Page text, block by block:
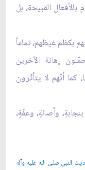
القبيحة، بل
بكظم غيظهم، تماماً
إهانة الآخرين
أنّهم لا يتأثّرون
وأصالةٍ، وعفّةٍ،
النبي صلى الله عليه وآله